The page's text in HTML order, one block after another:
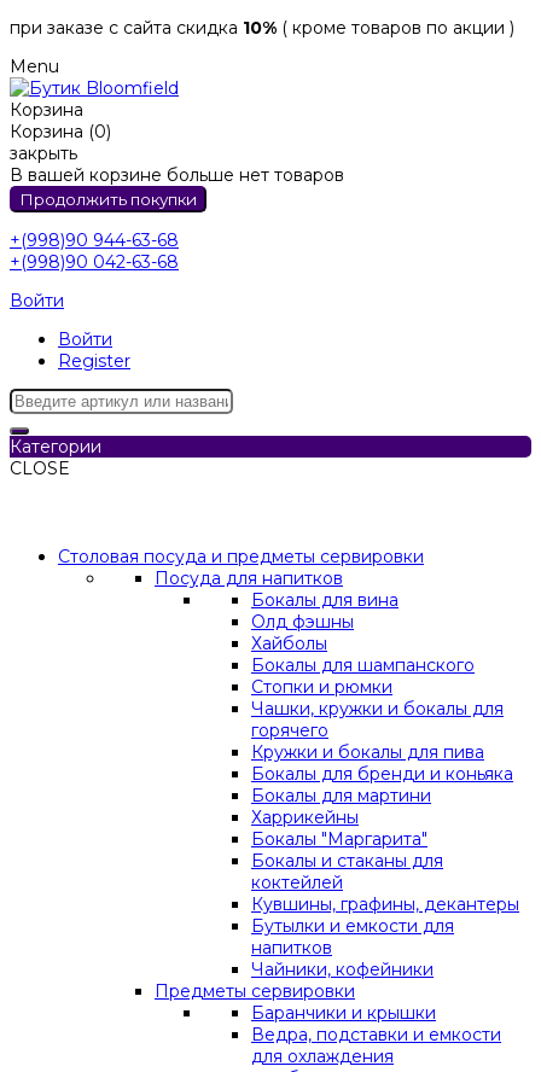
при заказе с сайта скидка 10% ( кроме товаров по акции )
Menu
Корзина
Корзина (0)
закрыть
В вашей корзине больше нет товаров
Продолжить покупки
+(998)90 944-63-68
+(998)90 042-63-68
Войти
Войти
Register
Категории
CLOSE
Столовая посуда и предметы сервировки
Посуда для напитков
Бокалы для вина
Олд фэшны
Хайболы
Бокалы для шампанского
Стопки и рюмки
Чашки, кружки и бокалы для
горячего
Кружки и бокалы для пива
Бокалы для бренди и коньяка
Бокалы для мартини
Харрикейны
Бокалы "Маргарита"
Бокалы и стаканы для
коктейлей
Кувшины, графины, декантеры
Бутылки и емкости для
напитков
Чайники, кофейники
Предметы сервировки
Баранчики и крышки
Ведра, подставки и емкости
для охлаждения